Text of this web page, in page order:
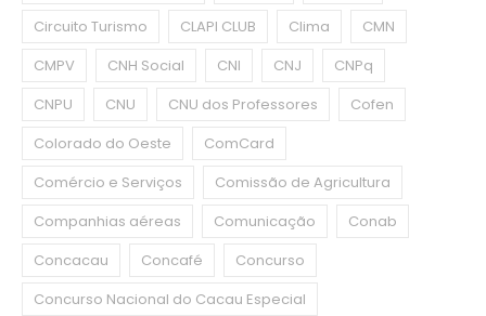
Circuito Turismo
CLAPI CLUB Clima
CMN
CMPV
CNH Social CNI CNJ
CNPq
CNPU
CNU CNU dos Professores
Cofen
Colorado do Oeste
ComCard
Comércio e Serviços
Comissão de Agricultura
Companhias aéreas
Comunicação
Conab
Concacau
Concafé
Concurso
Concurso Nacional do Cacau Especial